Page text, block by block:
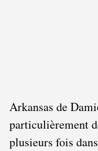
Arkansas de
particulièrement
plusieurs fois